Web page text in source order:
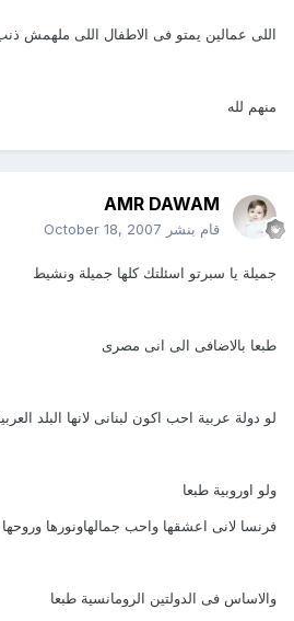
اللى عمالين يمتو فى الاطفال اللى ملهمش ذنب
منهم لله
AMR DAWAM
قام بنشر October 18, 2007
جميلة يا سبرتو اسئلتك كلها جميلة ونشيط
طبعا بالاضافى الى انى مصرى
لو دولة عربية احب اكون لبنانى لانها البلد
ولو اوروبية طبعا
فرنسا لانى اعشقها واحب جمالهاونورها وروحها
والاساس فى الدولتين الرومانسية طبعا